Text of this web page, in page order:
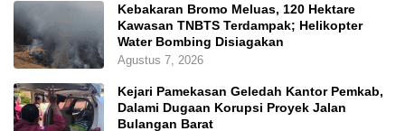
Kebakaran Bromo Meluas, 120 Hektare
Kawasan TNBTS Terdampak; Helikopter
Water Bombing Disiagakan
Agustus 7, 2026
Kejari Pamekasan Geledah Kantor Pemkab,
Dalami Dugaan Korupsi Proyek Jalan
Bulangan Barat